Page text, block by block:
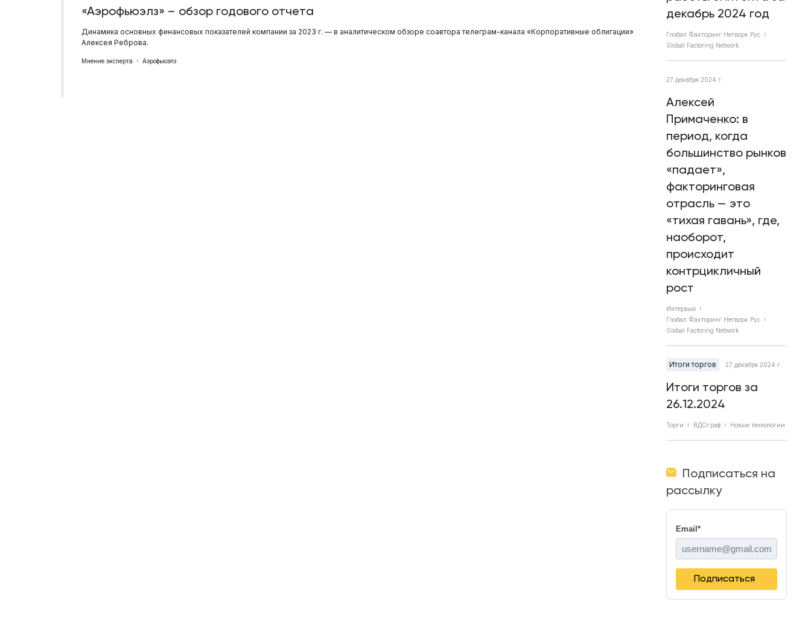
«Аэрофьюэлз» – обзор годового отчета
Динамика основных финансовых показателей компании за 2023 г. — в аналитическом обзоре соавтора телеграм-канала «Корпоративные облигации»
Алексея Реброва.
Мнение эксперта Аэрофьюэлз
декабрь 2024 год
Глобал Факторинг Нетворк Рус
Global Factoring Network
27 декабря 2024 г.
Алексей
Примаченко: в
период, когда
большинство рынков
«падает»,
факторинговая
отрасль — это
«тихая гавань», где,
наоборот,
происходит
контрцикличный
рост
Интервью
Глобал Факторинг Нетворк Рус
Global Factoring Network
Итоги торгов 27 декабря 2024 г.
Итоги торгов за
26.12.2024
Торги ВДОграф Новые технологии
Подписаться на
рассылку
Email *
Подписаться